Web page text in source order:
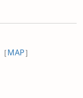
［MAP］